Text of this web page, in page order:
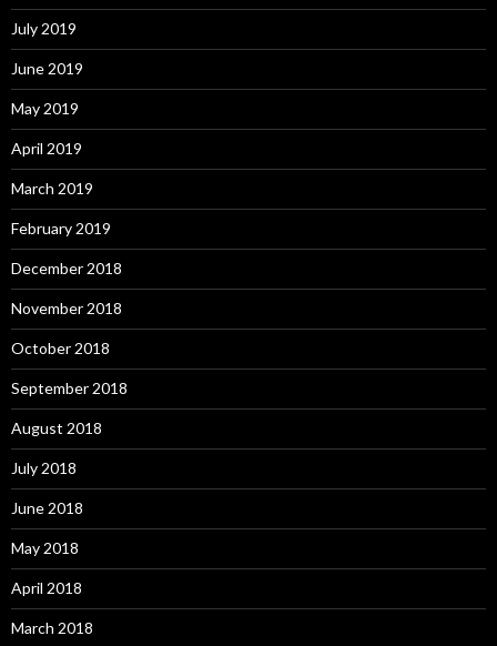
July 2019
June 2019
May 2019
April 2019
March 2019
February 2019
December 2018
November 2018
October 2018
September 2018
August 2018
July 2018
June 2018
May 2018
April 2018
March 2018